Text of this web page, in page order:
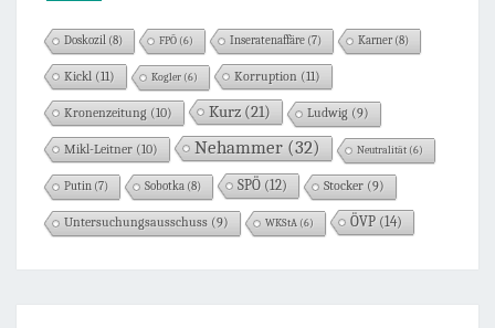
Doskozil (8) FPÖ (6) Inseratenaffäre (7) Karner(8)
Kickl (11) Kogler (6) Korruption (11)
Kronenzeitung (10) Kurz (21) Ludwig (9)
Mikl-Leitner (10) Nehammer (32) Neutralität (6)
Putin (7) Sobotka (8) SPÖ (12) Stocker (9)
Untersuchungsausschuss (9) WKStA (6) ÖVP (14)